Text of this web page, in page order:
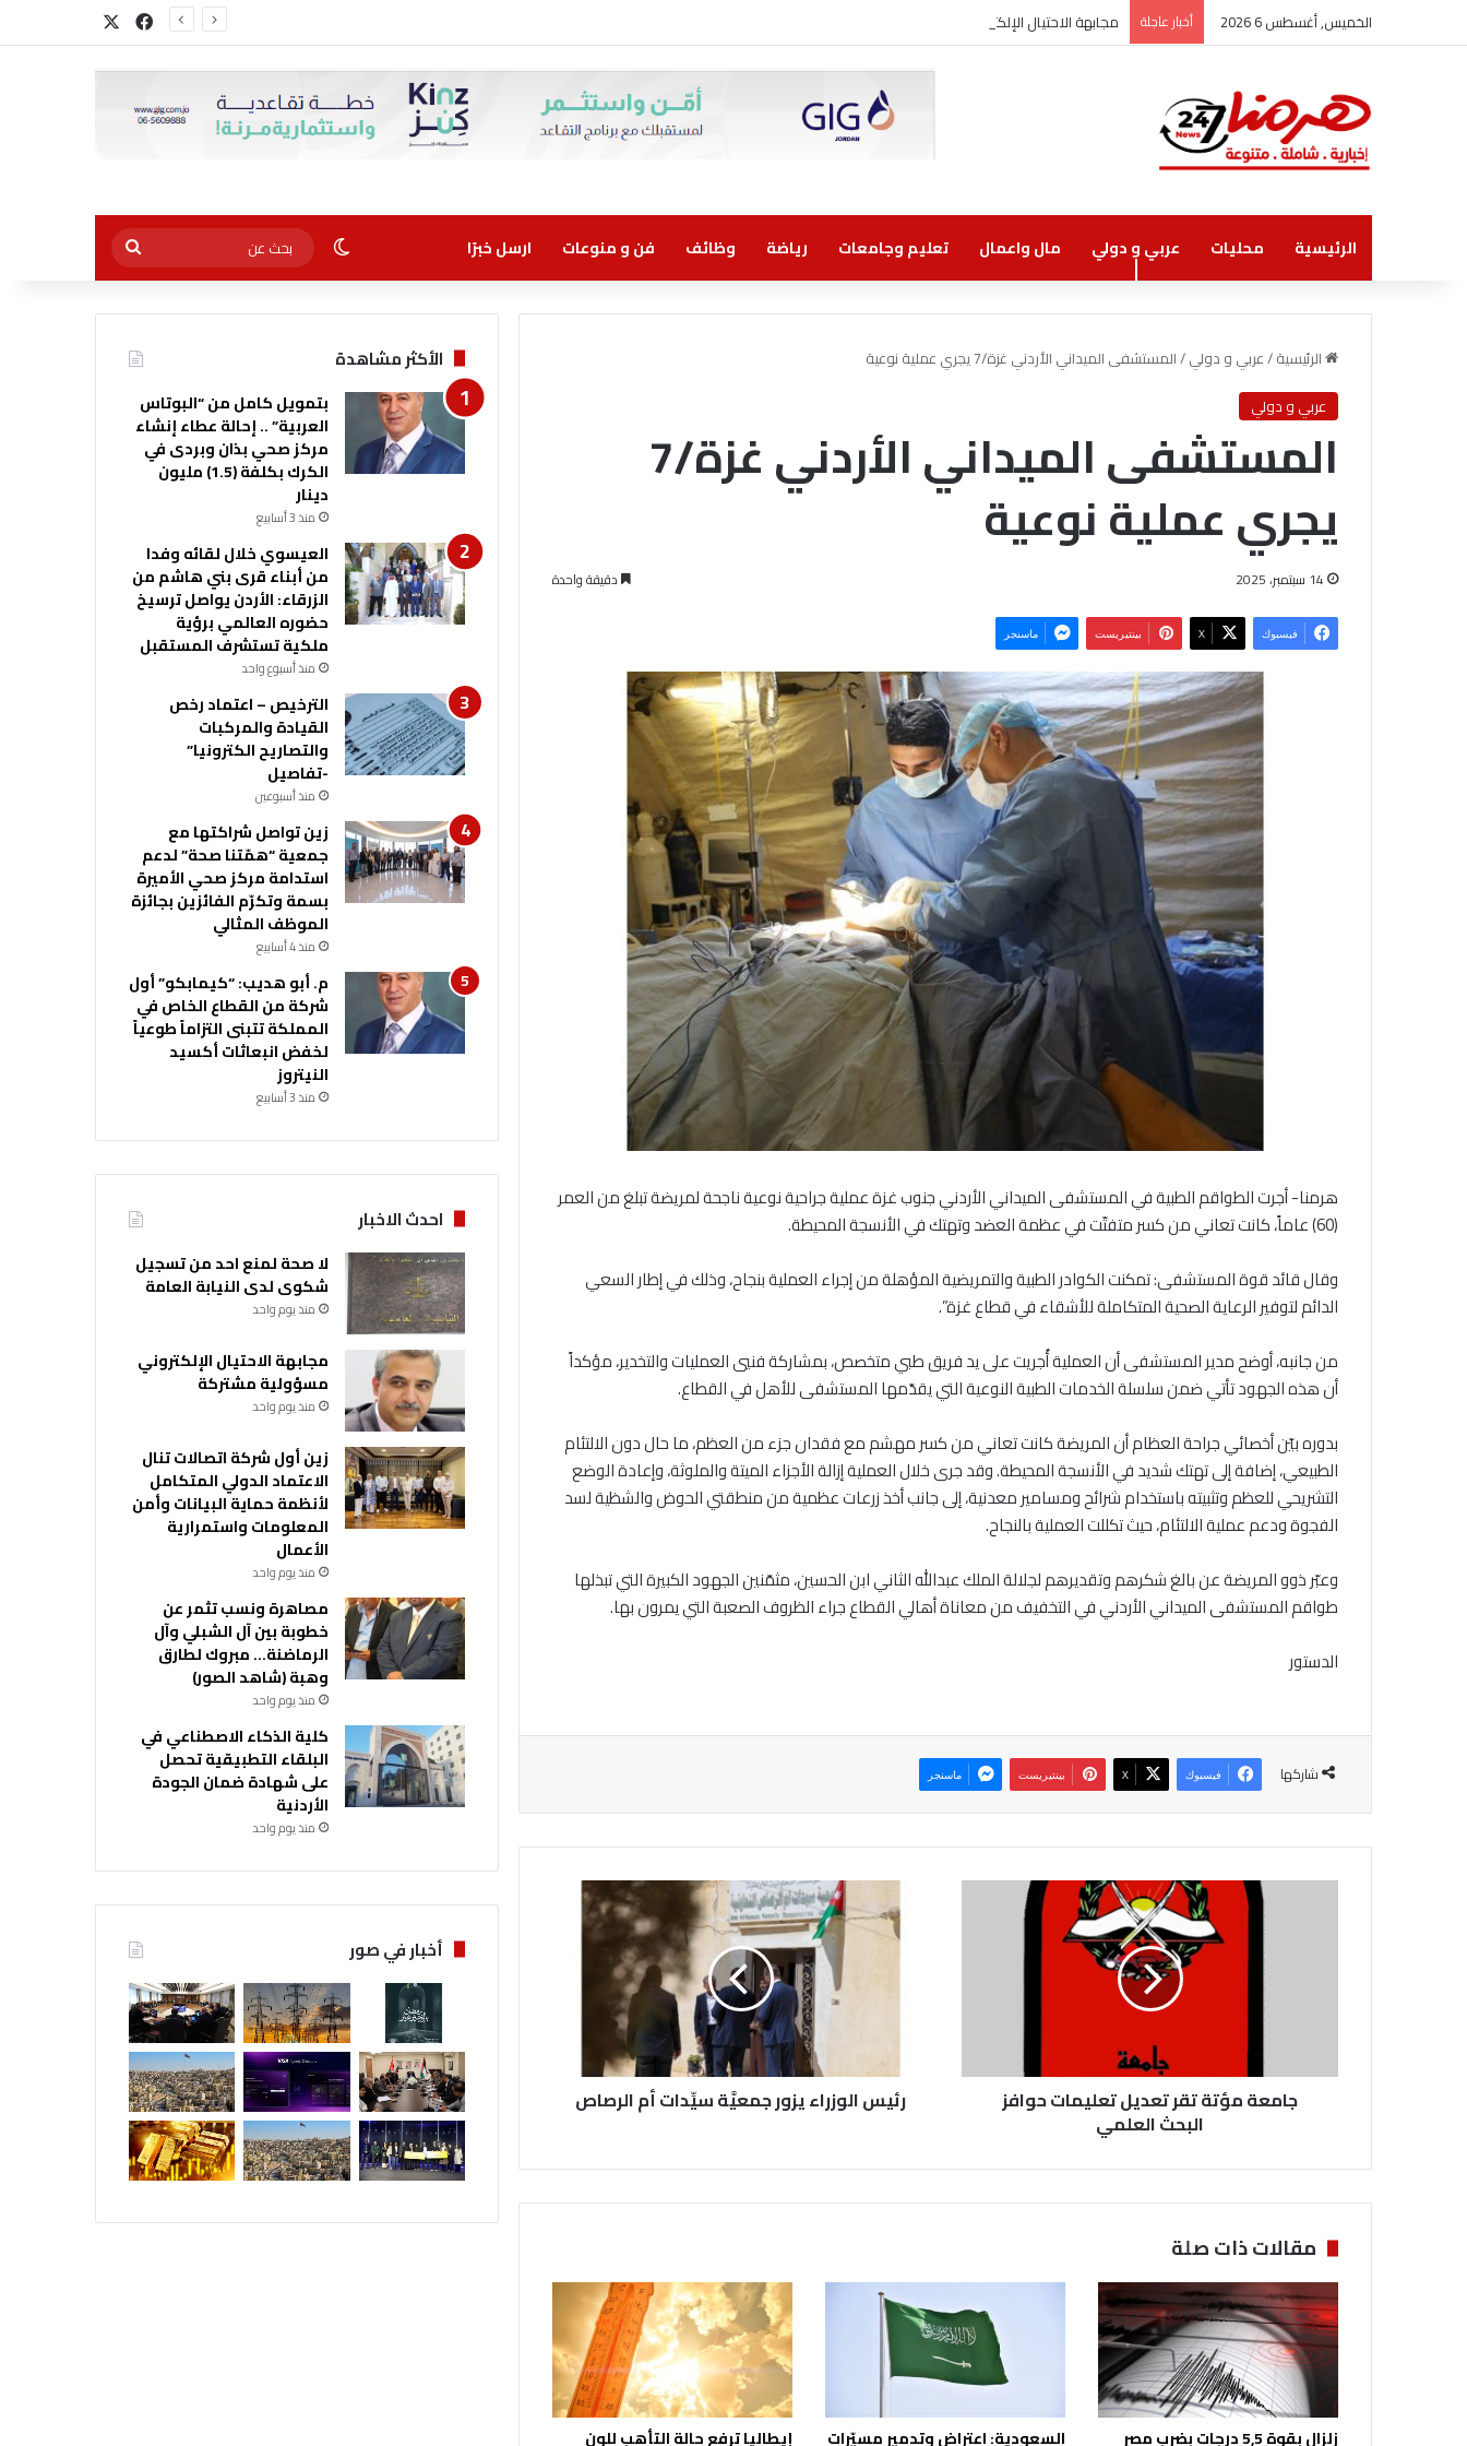
الخميس, أغسطس 6 2026 أخبار عاجلة مجابهة الاحتيال الإلكتروني مسؤولية مشتركة فيسبوك
الرئيسية محليات عربي و دولي مال واعمال تعليم وجامعات رياضة وظائف فن و منوعات ارسل خبرًا الوضع المظلم
بحث
عن
الرئيسية/عربي و دولي/المستشفى الميداني الأردني غزة/7 يجري عملية نوعية
عربي و دولي
المستشفى الميداني الأردني غزة/7
يجري عملية نوعية
14 سبتمبر، 2025 دقيقة واحدة
فيسبوك ‫X بينتيريست ماسنجر
هرمنا- أجرت الطواقم الطبية في المستشفى الميداني الأردني جنوب غزة عملية جراحية نوعية ناجحة لمريضة تبلغ من العمر
(60) عاماً، كانت تعاني من كسر متفتّت في عظمة العضد وتهتك في الأنسجة المحيطة.
وقال قائد قوة المستشفى: تمكنت الكوادر الطبية والتمريضية المؤهلة من إجراء العملية بنجاح، وذلك في إطار السعي
الدائم لتوفير الرعاية الصحية المتكاملة للأشقاء في قطاع غزة”.
من جانبه، أوضح مدير المستشفى أن العملية أُجريت على يد فريق طبي متخصص، بمشاركة فنيي العمليات والتخدير، مؤكداً
أن هذه الجهود تأتي ضمن سلسلة الخدمات الطبية النوعية التي يقدّمها المستشفى للأهل في القطاع.
بدوره بيّن أخصائي جراحة العظام أن المريضة كانت تعاني من كسر مهشم مع فقدان جزء من العظم، ما حال دون الالتئام
الطبيعي، إضافة إلى تهتك شديد في الأنسجة المحيطة. وقد جرى خلال العملية إزالة الأجزاء الميتة والملوثة، وإعادة الوضع
التشريحي للعظم وتثبيته باستخدام شرائح ومسامير معدنية، إلى جانب أخذ زرعات عظمية من منطقتي الحوض والشظية لسد
الفجوة ودعم عملية الالتئام، حيث تكللت العملية بالنجاح.
وعبّر ذوو المريضة عن بالغ شكرهم وتقديرهم لجلالة الملك عبدالله الثاني ابن الحسين، مثمّنين الجهود الكبيرة التي تبذلها
طواقم المستشفى الميداني الأردني في التخفيف من معاناة أهالي القطاع جراء الظروف الصعبة التي يمرون بها.
الدستور
شاركها فيسبوك ‫X بينتيريست ماسنجر
ة
ت
د
ي
ل
ت
ع
ل
ي
ا
ت
جامعة مؤتة تقر تعديل تعليمات حوافز
البحث العلمي
ز
ر
ع
يَّ
ة
يِّ
ا
رئيس الوزراء يزور جمعيَّة سيِّدات أم الرصاص
مقالات ذات صلة
زلزال بقوة 5,5 درجات بضرب مصر السعودية: اعتراض وتدمير مسيّرات إيطاليا ترفع حالة التأهب للون
الأكثر مشاهدة
بتمويل كامل من “البوتاس
العربية” .. إحالة عطاء إنشاء
مركز صحي بذان وبردى في
الكرك بكلفة (1.5) مليون
دينار
منذ 3 أسابيع
العيسوي خلال لقائه وفدا
من أبناء قرى بني هاشم من
الزرقاء: الأردن يواصل ترسيخ
حضوره العالمي برؤية
ملكية تستشرف المستقبل
منذ أسبوع واحد
الترخيص – اعتماد رخص
القيادة والمركبات
والتصاريح الكترونيا”
-تفاصيل
منذ أسبوعين
زين تواصل شراكتها مع
جمعية “همّتنا صحة” لدعم
استدامة مركز صحي الأميرة
بسمة وتكرّم الفائزين بجائزة
الموظف المثالي
منذ 4 أسابيع
م. أبو هديب: “كيمابكو” أول
شركة من القطاع الخاص في
المملكة تتبنى التزاماً طوعياً
لخفض انبعاثات أكسيد
النيتروز
منذ 3 أسابيع
احدث الاخبار
لا صحة لمنع احد من تسجيل
شكوى لدى النيابة العامة
منذ يوم واحد
مجابهة الاحتيال الإلكتروني
مسؤولية مشتركة
منذ يوم واحد
زين أول شركة اتصالات تنال
الاعتماد الدولي المتكامل
لأنظمة حماية البيانات وأمن
المعلومات واستمرارية
الأعمال
منذ يوم واحد
مصاهرة ونسب تثمر عن
خطوبة بين آل الشبلي وآل
الرماضنة… مبروك لطارق
وهبة (شاهد الصور)
منذ يوم واحد
كلية الذكاء الاصطناعي في
البلقاء التطبيقية تحصل
على شهادة ضمان الجودة
الأردنية
منذ يوم واحد
أخبار في صور